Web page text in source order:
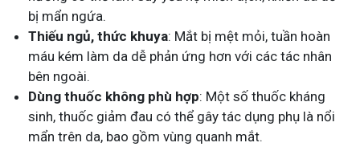
bị mẩn ngứa.
Thiếu ngủ, thức khuya: Mắt bị mệt mỏi, tuần hoàn
máu kém làm da dễ phản ứng hơn với các tác nhân
bên ngoài.
Dùng thuốc không phù hợp: Một số thuốc kháng
sinh, thuốc giảm đau có thể gây tác dụng phụ là nổi
mẩn trên da, bao gồm vùng quanh mắt.